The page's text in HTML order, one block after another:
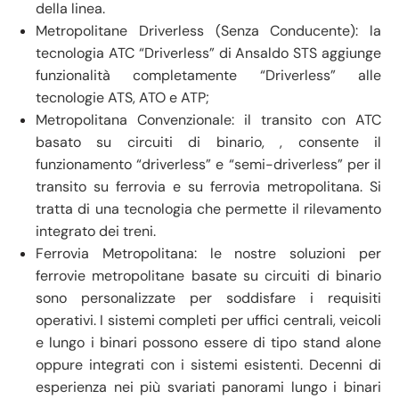
della linea.
Metropolitane Driverless (Senza Conducente): la
tecnologia ATC “Driverless” di Ansaldo STS aggiunge
funzionalità completamente “Driverless” alle
tecnologie ATS, ATO e ATP;
Metropolitana Convenzionale: il transito con ATC
basato su circuiti di binario, , consente il
funzionamento “driverless” e “semi-driverless” per il
transito su ferrovia e su ferrovia metropolitana. Si
tratta di una tecnologia che permette il rilevamento
integrato dei treni.
Ferrovia Metropolitana: le nostre soluzioni per
ferrovie metropolitane basate su circuiti di binario
sono personalizzate per soddisfare i requisiti
operativi. I sistemi completi per uffici centrali, veicoli
e lungo i binari possono essere di tipo stand alone
oppure integrati con i sistemi esistenti. Decenni di
esperienza nei più svariati panorami lungo i binari